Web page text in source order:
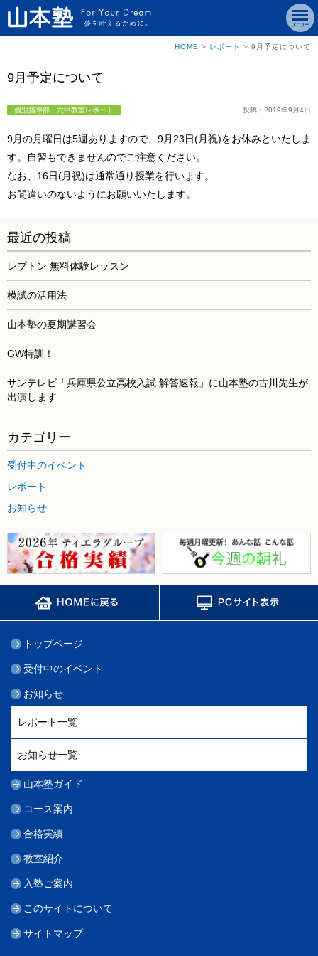
メニュー
HOME > レポート > 9月予定について
9月予定について
個別指導部 六甲教室レポート 投稿：2019年9月4日
9月の月曜日は5週ありますので、9月23日(月祝)をお休みといたしま
す。自習もできませんのでご注意ください。
なお、16日(月祝)は通常通り授業を行います。
お間違いのないようにお願いいたします。
最近の投稿
レプトン 無料体験レッスン
模試の活用法
山本塾の夏期講習会
GW特訓！
サンテレビ「兵庫県公立高校入試 解答速報」に山本塾の古川先生が
出演します
カテゴリー
受付中のイベント
レポート
お知らせ
トップページ
受付中のイベント
お知らせ
レポート一覧
お知らせ一覧
山本塾ガイド
コース案内
合格実績
教室紹介
入塾ご案内
このサイトについて
サイトマップ